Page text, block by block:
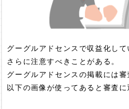
グーグルアドセンスで収益化して
さらに注意すべきことがある。
グーグルアドセンスの掲載には審
以下の画像が使ってあると審査に